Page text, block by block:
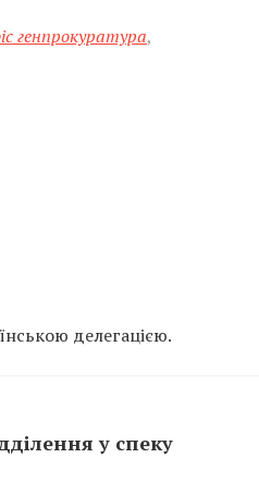
генпрокуратура,
делегацією.
у спеку